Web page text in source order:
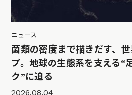
ニュース
菌類の密度まで描きだす、
プ。地球の生態系を支える“
ク”に迫る
2026.08.04